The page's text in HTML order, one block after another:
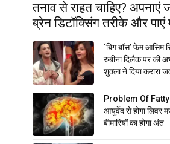
तनाव से राहत चाहिए? अपनाएं
ब्रेन डिटॉक्सिंग तरीके और पाएं
‘बिग बॉस’ फेम आसिम
रुबीना दिलैक पर की
शुक्ला ने दिया करारा
Problem Of
आयुर्वेद से होगा लिवर
बीमारियों का होगा अंत